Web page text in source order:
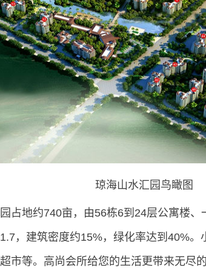
琼海山水汇园鸟瞰图
地约740亩，由56栋6到24层公寓楼、
，建筑密度约15%，绿化率达到40%
市等。高尚会所给您的生活更带来无尽